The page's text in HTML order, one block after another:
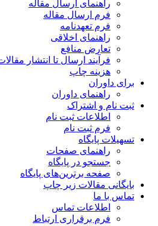
راهنمای ارسال مقاله
فرم ارسال مقاله
فرم تعهدنامه
راهنمای اخلاقی
تعارض منافع
فرآیند ارسال تا انتشار مقالات
هزینه چاپ
برای داوران
راهنمای داوران
ثبت نام و اشتراک
اطلاعات ثبت نام
فرم ثبت نام
تسهیلات پایگاه
راهنمای صفحات
جستجو در پایگاه
صفحه برترین‌های پایگاه
بایگانی مقالات زیر چاپ
تماس با ما
اطلاعات تماس
فرم برقراری ارتباط